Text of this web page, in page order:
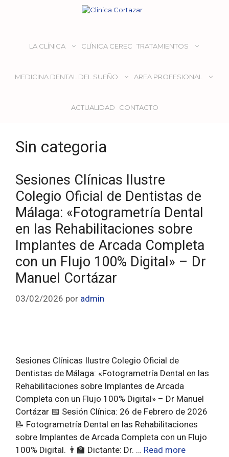
LA CLÍNICA CLÍNICA CEREC TRATAMIENTOS
MEDICINA DENTAL DEL SUEÑO AREA PROFESIONAL
ACTUALIDAD CONTACTO
Sin categoria
Sesiones Clínicas Ilustre
Colegio Oficial de Dentistas de
Málaga: «Fotogrametría Dental
en las Rehabilitaciones sobre
Implantes de Arcada Completa
con un Flujo 100% Digital» – Dr
Manuel Cortázar
03/02/2026 por admin
Sesiones Clínicas Ilustre Colegio Oficial de
Dentistas de Málaga: «Fotogrametría Dental en las
Rehabilitaciones sobre Implantes de Arcada
Completa con un Flujo 100% Digital» – Dr Manuel
Cortázar 📅 Sesión Clínica: 26 de Febrero de 2026
📝 Fotogrametría Dental en las Rehabilitaciones
sobre Implantes de Arcada Completa con un Flujo
100% Digital. 👨‍🏫 Dictante: Dr. … Read more